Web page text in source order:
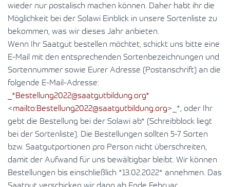
wieder nur postalisch machen können. Daher habt ihr die
Möglichkeit bei der Solawi Einblick in unsere Sortenliste zu
bekommen, was wir dieses Jahr anbieten.
Wenn Ihr Saatgut bestellen möchtet, schickt uns bitte eine
E-Mail mit den entsprechenden Sortenbezeichnungen und
Sortennummer sowie Eurer Adresse (Postanschrift) an die
folgende E-Mail-Adresse:
_*Bestellung2022@saatgutbildung.org*
<mailto:Bestellung2022@saatgutbildung.org>_*, oder Ihr
gebt die Bestellung bei der Solawi ab* (Schreibblock liegt
bei der Sortenliste). Die Bestellungen sollten 5-7 Sorten
bzw. Saatgutportionen pro Person nicht überschreiten,
damit der Aufwand für uns bewältigbar bleibt. Wir können
Bestellungen bis einschließlich *13.02.2022* annehmen. Das